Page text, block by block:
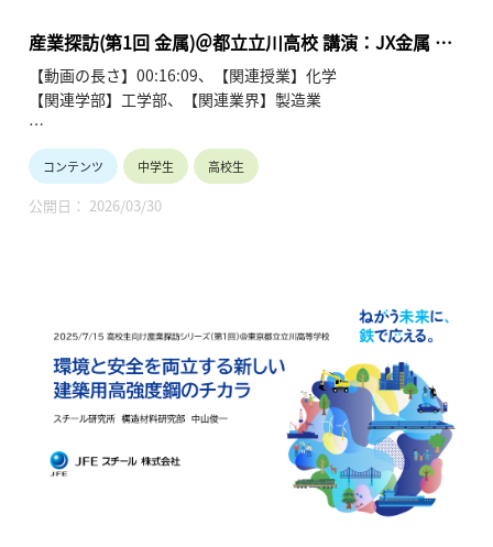
追求することの大切さを説いています。ファッションが好きで
あれば、デザインだけでなく科学的なアプローチからもその世
界に貢献できることを示唆し、中高生に広い視野での進路選択
を促しています。
産業探訪(第1回 金属)＠都立立川高校 講演：JX金属 久
家様 (2025年7月15日)
【動画の長さ】00:16:09、【関連授業】化学
【関連学部】工学部、【関連業界】製造業
■セミナー名：高校生向け産業探訪シリーズ(第1回)「未来社
会デザインとメタラジー」＠東京都立立川高等学校
■講演者/タイトル：JX金属株式会社技術本部 久家俊洋様「地
球とテクノロジーをつなぐ金属：先端材料とリサイクル」(15
須の基礎素材であり、エッセンシャルインダストリーです。こ
の産業がサステナブルに発展するための課題を未来の担い手で
ある高校生と我が国の代表的な産学の研究者及びエンジニアと
共有します。 このセミナーがこれからのキャリアパスについて
考えるきっかけになれば幸いです。
このコンテンツでは、JX金属 久家様の講演を収録していま
す。
コンテンツ 中学生 高校生
公開日： 2026/03/30